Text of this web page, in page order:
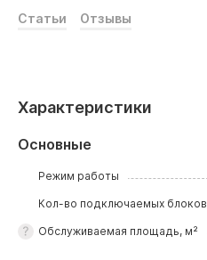
Статьи Отзывы
Характеристики
Основные
Режим работы
Кол-во подключаемых блоков
Обслуживаемая площадь, м²